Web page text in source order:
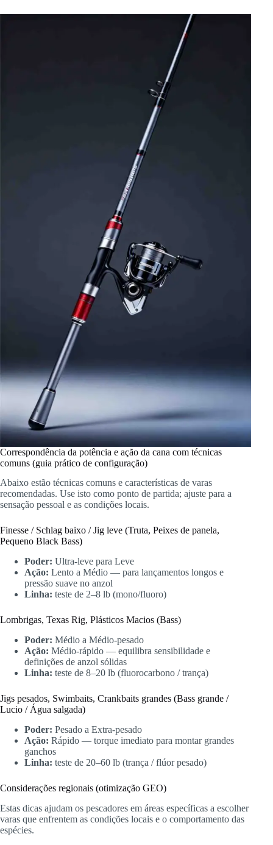
Correspondência da potência e ação da cana com técnicas
comuns (guia prático de configuração)
Abaixo estão técnicas comuns e características de varas
recomendadas. Use isto como ponto de partida; ajuste para a
sensação pessoal e as condições locais.
Finesse / Schlag baixo / Jig leve (Truta, Peixes de panela,
Pequeno Black Bass)
Poder: Ultra-leve para Leve
Ação: Lento a Médio — para lançamentos longos e
pressão suave no anzol
Linha: teste de 2–8 lb (mono/fluoro)
Lombrigas, Texas Rig, Plásticos Macios (Bass)
Poder: Médio a Médio-pesado
Ação: Médio-rápido — equilibra sensibilidade e
definições de anzol sólidas
Linha: teste de 8–20 lb (fluorocarbono / trança)
Jigs pesados, Swimbaits, Crankbaits grandes (Bass grande /
Lucio / Água salgada)
Poder: Pesado a Extra-pesado
Ação: Rápido — torque imediato para montar grandes
ganchos
Linha: teste de 20–60 lb (trança / flúor pesado)
Considerações regionais (otimização GEO)
Estas dicas ajudam os pescadores em áreas específicas a escolher
varas que enfrentem as condições locais e o comportamento das
espécies.